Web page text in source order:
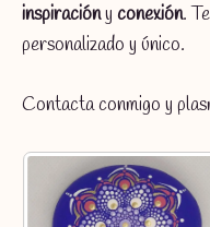
inspiracióny conexión.
personalizado y único.
Contacta conmigo y